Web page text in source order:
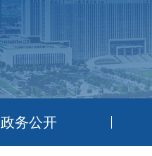
政务公开